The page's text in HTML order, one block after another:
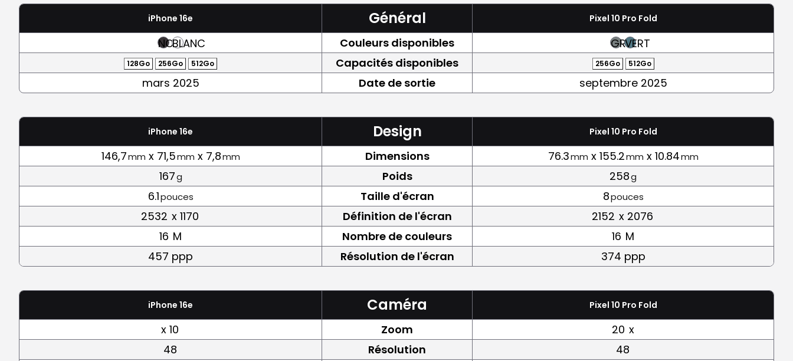
iPhone 16e Général Pixel 10 Pro Fold
NOIRBLANC Couleurs disponibles GRISVERT
128Go 256Go 512Go Capacités disponibles 256Go 512Go
mars 2025 Date de sortie septembre 2025
iPhone 16e Design Pixel 10 Pro Fold
146,7mm x 71,5mm x 7,8mm Dimensions 76.3mm x 155.2mm x 10.84mm
167g Poids 258g
6.1pouces Taille d'écran 8pouces
2532 x 1170 Définition de l'écran 2152 x 2076
16 M Nombre de couleurs 16 M
457 ppp
Résolution de l'écran 374 ppp
iPhone 16e Caméra Pixel 10 Pro Fold
x 10 Zoom 20 x
48
Résolution
48